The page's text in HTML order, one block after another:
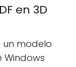
en 3D
un modelo
Windows